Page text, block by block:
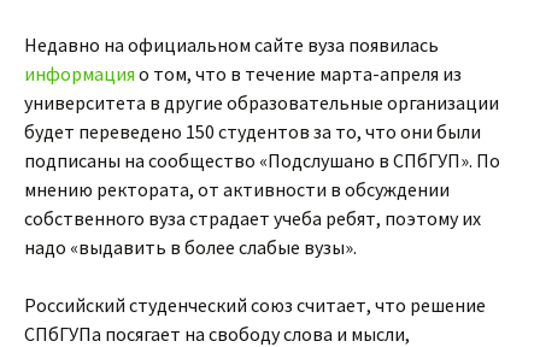
Недавно на официальном сайте вуза появилась
информация о том, что в течение марта-апреля из
университета в другие образовательные организации
будет переведено 150 студентов за то, что они были
подписаны на сообщество «Подслушано в СПбГУП». По
мнению ректората, от активности в обсуждении
собственного вуза страдает учеба ребят, поэтому их
надо «выдавить в более слабые вузы».
Российский студенческий союз считает, что решение
СПбГУПа посягает на свободу слова и мысли,